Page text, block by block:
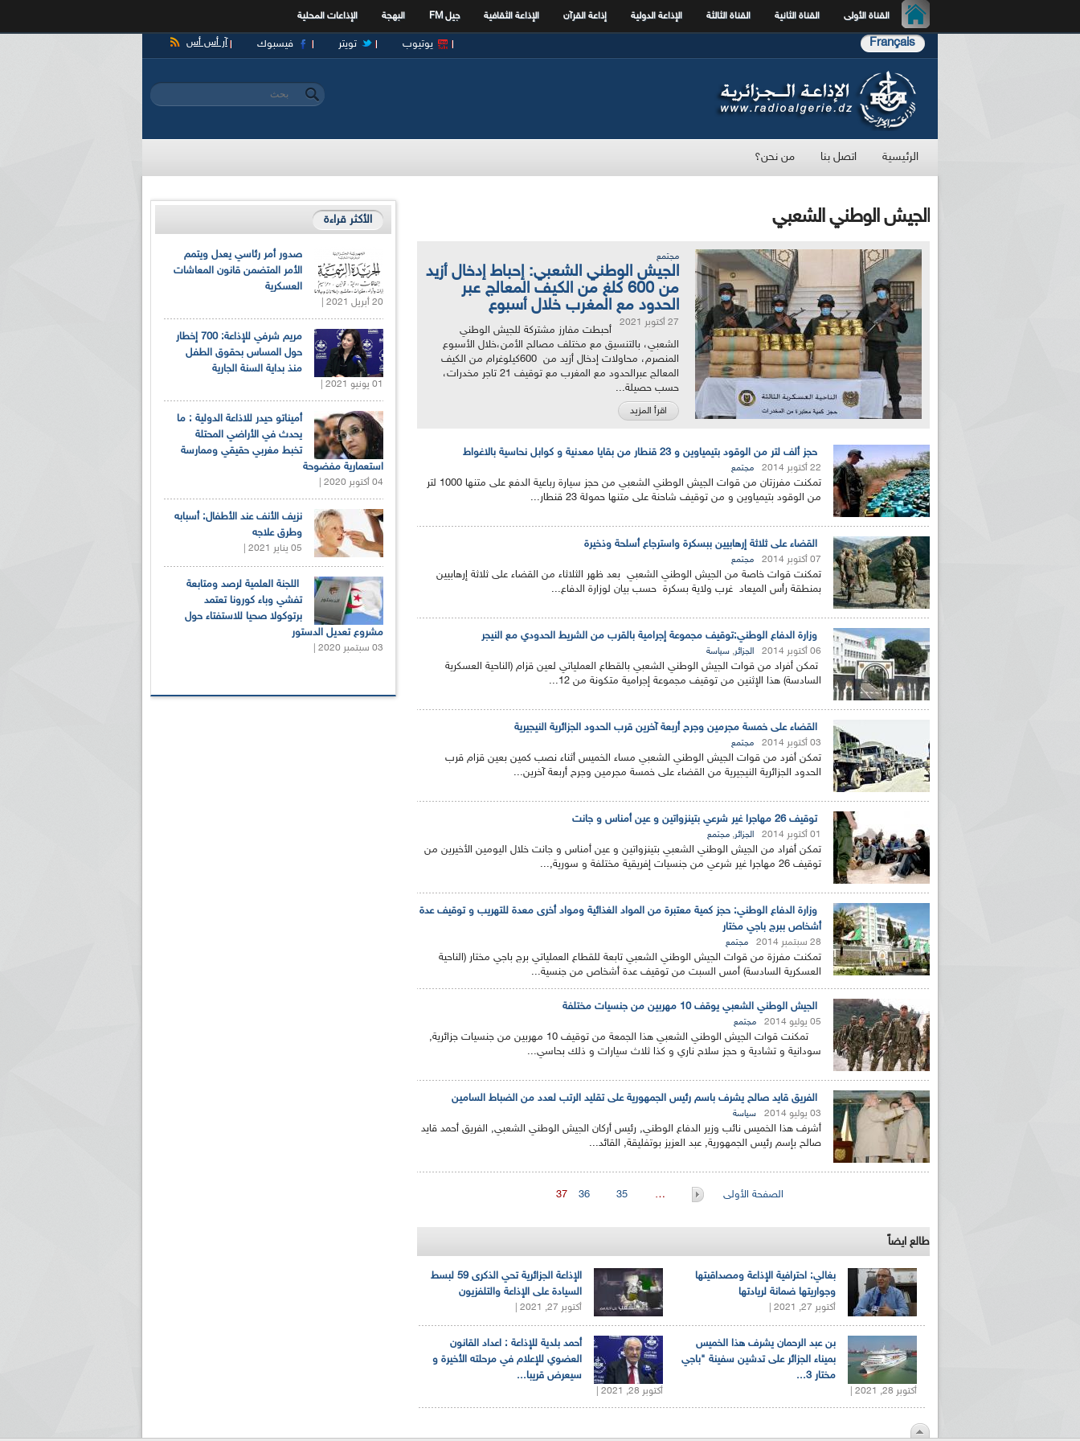
القناة الأولى القناة الثانية القناة الثالثة الإذاعة الدولية إذاعة القرآن الإذاعة الثقافية جيل FM البهجة الإذاعات المحلية
Français آر أس أس فيسبوك تويتر يوتيوب
استمارة البحث
‏بحث ‏
الرئيسية اتصل بنا من نحن؟
الجيش الوطني الشعبي
مجتمع
الجيش الوطني الشعبي: إحباط إدخال أزيد
من 600 كلغ من الكيف المعالج عبر
الحدود مع المغرب خلال أسبوع
27 أكتوبر 2021
أحبطت مفارز مشتركة للجيش الوطني
الشعبي، بالتنسيق مع مختلف مصالح الأمن،خلال الأسبوع
المنصرم، محاولات إدخال أزيد من 600كيلوغرام من الكيف
المعالج عبرالحدود مع المغرب مع توقيف 21 تاجر مخدرات،
حسب حصيلة...
اقرأ المزيد
حجز ألف لتر من الوقود بتيمياوين و 23 قنطار من بقايا معدنية و كوابل نحاسية بالاغواط
22 أكتوبر 2014 مجتمع
تمكنت مفرزتان من قوات الجيش الوطني الشعبي من حجز سيارة رباعية الدفع على متنها 1000 لتر
من الوقود بتيمياوين و من توقيف شاحنة على متنها حمولة 23 قنطار...
القضاء على ثلاثة إرهابيين ببسكرة واسترجاع أسلحة وذخيرة
07 أكتوبر 2014 مجتمع
تمكنت قوات خاصة من الجيش الوطني الشعبي بعد ظهر الثلاثاء من القضاء على ثلاثة إرهابيين
بمنطقة رأس الميعاد غرب ولاية بسكرة حسب بيان لوزارة الدفاع...
وزارة الدفاع الوطني:توقيف مجموعة إجرامية بالقرب من الشريط الحدودي مع النيجر
06 أكتوبر 2014 الجزائر, سياسة
تمكن أفراد من قوات الجيش الوطني الشعبي بالقطاع العملياتي لعين قزام (الناحية العسكرية
السادسة) هذا الإثنين من توقيف مجموعة إجرامية متكونة من 12...
القضاء على خمسة مجرمين وجرح أربعة آخرين قرب الحدود الجزائرية النيجيرية
03 أكتوبر 2014 مجتمع
تمكن أفرد من قوات الجيش الوطني الشعبي مساء الخميس أثناء نصب كمين بعين قزام قرب
الحدود الجزائرية النيجيرية من القضاء على خمسة مجرمين وجرح أربعة آخرين...
توقيف 26 مهاجرا غير شرعي بتينزواتين و عين أمناس و جانت
01 أكتوبر 2014 الجزائر, مجتمع
تمكن أفراد من الجيش الوطني الشعبي بتينزواتين و عين أمناس و جانت خلال اليومين الأخيرين من
توقيف 26 مهاجرا غير شرعي من جنسيات إفريقية مختلفة و سورية,...
وزارة الدفاع الوطني: حجز كمية معتبرة من المواد الغذائية ومواد أخرى معدة للتهريب و توقيف عدة
أشخاص ببرج باجي مختار
28 سبتمبر 2014 مجتمع
تمكنت مفرزة من قوات الجيش الوطني الشعبي تابعة للقطاع العملياتي برج باجي مختار (الناحية
العسكرية السادسة) أمس السبت من توقيف عدة أشخاص من جنسية...
الجيش الوطني الشعبي يوقف 10 مهربين من جنسيات مختلفة
05 يوليو 2014 مجتمع
تمكنت قوات الجيش الوطني الشعبي هذا الجمعة من توقيف 10 مهربين من جنسيات جزائرية,
سودانية و تشادية و حجز سلاح ناري و كذا ثلاث سيارات و ذلك بحاسي...
الفريق قايد صالح يشرف باسم رئيس الجمهورية على تقليد الرتب لعدد من الضباط السامين
03 يوليو 2014 سياسة
أشرف هذا الخميس نائب وزير الدفاع الوطني, رئيس أركان الجيش الوطني الشعبي, الفريق أحمد قايد
صالح بإسم رئيس الجمهورية, عبد العزيز بوتفليقة, القائد...
الصفحة الأولى …
35
36
37
طالع ايضاً
الإذاعة الجزائرية تحي الذكرى 59 لبسط
السيادة على الإذاعة والتلفزيون
أكتوبر 27, 2021 |
بغالي: احترافية الإذاعة ومصداقيتها
وجواريتها ضمانة لريادتها
أكتوبر 27, 2021 |
أحمد بلدية للإذاعة : اعداد القانون
العضوي للإعلام في مرحلته الأخيرة و
سيعرض قريبا...
أكتوبر 28, 2021 |
بن عبد الرحمان يشرف هذا الخميس
بميناء الجزائر على تدشين سفينة "باجي
مختار 3...
أكتوبر 28, 2021 |
الأكثر قراءة
صدور أمر رئاسي يعدل ويتمم
الأمر المتضمن قانون المعاشات
العسكرية
20 أبريل 2021 |
مريم شرفي للإذاعة: 700 إخطار
حول المساس بحقوق الطفل
منذ بداية السنة الجارية
01 يونيو 2021 |
أميناتو حيدر للاذاعة الدولية : ما
يحدث في الأراضي المحتلة
تخبط مغربي حقيقي وممارسة
استعمارية مفضوحة
04 أكتوبر 2020 |
نزيف الأنف عند الأطفال: أسبابه
وطرق علاجه
05 يناير 2021 |
اللجنة العلمية لرصد ومتابعة
تفشي وباء كورونا تعتمد
برتوكولا صحيا للاستفتاء حول
مشروع تعديل الدستور
03 سبتمبر 2020 |